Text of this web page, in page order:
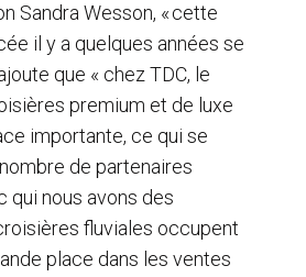
Sandra Wesson, « cette
il y a quelques années se
que « chez TDC, le
premium et de luxe
importante, ce qui se
de partenaires
qui nous avons des
fluviales occupent
place dans les ventes